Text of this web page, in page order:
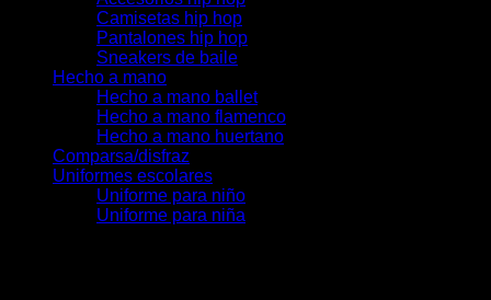
Camisetas hip hop
Pantalones hip hop
Sneakers de baile
Hecho a mano
Hecho a mano ballet
Hecho a mano flamenco
Hecho a mano huertano
Comparsa/disfraz
Uniformes escolares
Uniforme para niño
Uniforme para niña